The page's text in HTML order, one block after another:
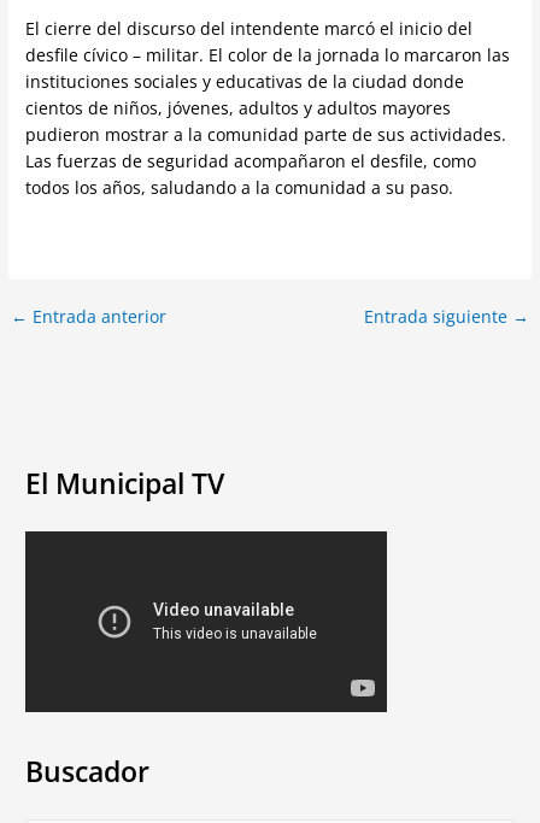
El cierre del discurso del intendente marcó el inicio del
desfile cívico – militar. El color de la jornada lo marcaron las
instituciones sociales y educativas de la ciudad donde
cientos de niños, jóvenes, adultos y adultos mayores
pudieron mostrar a la comunidad parte de sus actividades.
Las fuerzas de seguridad acompañaron el desfile, como
todos los años, saludando a la comunidad a su paso.
← Entrada anterior Entrada siguiente →
El Municipal TV
Buscador